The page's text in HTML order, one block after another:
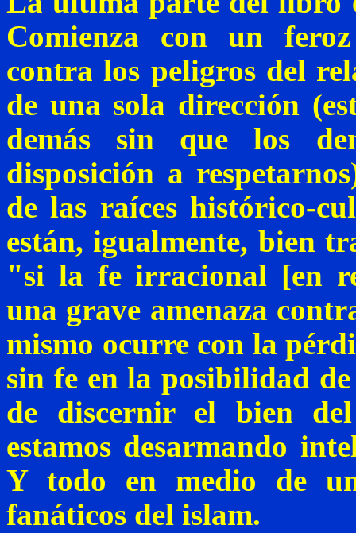
Comienza con un
contra los peligros del
de una sola dirección
demás sin que los
disposición a
de las raíces histórico-
están, igualmente, bien
"si la fe irracional [en
una grave amenaza
mismo ocurre con la
sin fe en la posibilidad
de discernir el bien
estamos desarmando
Y todo en medio de
fanáticos del islam.